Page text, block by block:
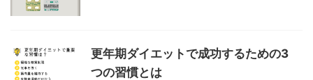
更年期ダイエットで成功するための3
つの習慣とは